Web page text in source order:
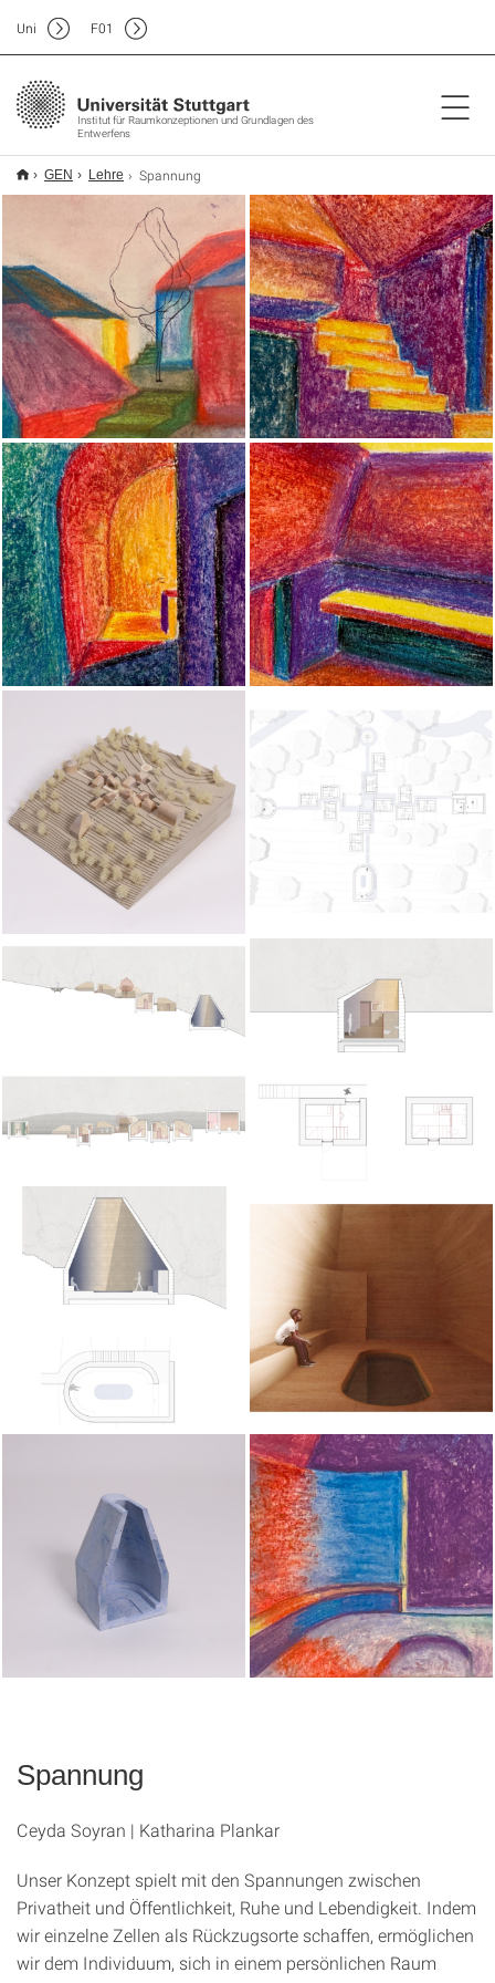
Institut für Raumkonzeptionen und Grundlagen des
Entwerfens
Uni F01
GEN Lehre Spannung
Spannung
Ceyda Soyran | Katharina Plankar
Unser Konzept spielt mit den Spannungen zwischen
Privatheit und Öffentlichkeit, Ruhe und Lebendigkeit. Indem
wir einzelne Zellen als Rückzugsorte schaffen, ermöglichen
wir dem Individuum, sich in einem persönlichen Raum